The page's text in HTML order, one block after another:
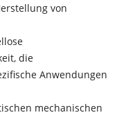
von
die
Anwendungen
mechanischen